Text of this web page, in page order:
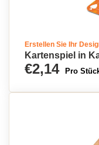
Erstellen Sie Ihr
Kartenspiel in
€2,14 Pro